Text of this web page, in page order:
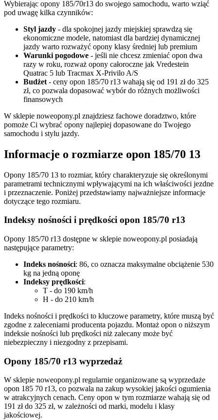
Wybierając opony 185/70r13 do swojego samochodu, warto wziąć
pod uwagę kilka czynników:
Styl jazdy - dla spokojnej jazdy miejskiej sprawdzą się
ekonomiczne modele, natomiast dla bardziej dynamicznej
jazdy warto rozważyć opony klasy średniej lub premium
Warunki pogodowe - jeśli nie chcesz zmieniać opon dwa
razy w roku, rozważ opony całoroczne jak Vredestein
Quatrac 5 lub Tracmax X-Privilo A/S
Budżet - ceny opon 185/70 r13 wahają się od 191 zł do 325
zł, co pozwala dopasować wybór do różnych możliwości
finansowych
W sklepie noweopony.pl znajdziesz fachowe doradztwo, które
pomoże Ci wybrać opony najlepiej dopasowane do Twojego
samochodu i stylu jazdy.
Informacje o rozmiarze opon 185/70 13
Opony 185/70 13 to rozmiar, który charakteryzuje się określonymi
parametrami technicznymi wpływającymi na ich właściwości jezdne
i przeznaczenie. Poniżej przedstawiamy najważniejsze informacje
dotyczące tego rozmiaru.
Indeksy nośności i prędkości opon 185/70 r13
Opony 185/70 r13 dostępne w sklepie noweopony.pl posiadają
następujące parametry:
Indeks nośności: 86, co oznacza maksymalne obciążenie 530
kg na jedną oponę
Indeksy prędkości:
T - do 190 km/h
H - do 210 km/h
Indeks nośności i prędkości to kluczowe parametry, które muszą być
zgodne z zaleceniami producenta pojazdu. Montaż opon o niższym
indeksie nośności lub prędkości niż zalecany może być
niebezpieczny i niezgodny z przepisami.
Opony 185/70 r13 wyprzedaż
W sklepie noweopony.pl regularnie organizowane są wyprzedaże
opon 185 70 r13, co pozwala na zakup wysokiej jakości ogumienia
w atrakcyjnych cenach. Ceny opon w tym rozmiarze wahają się od
191 zł do 325 zł, w zależności od marki, modelu i klasy
jakościowej.